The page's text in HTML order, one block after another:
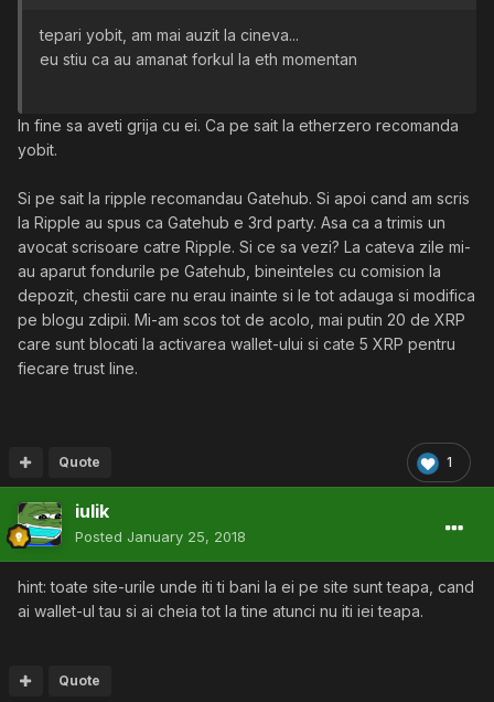
tepari yobit, am mai auzit la cineva...
eu stiu ca au amanat forkul la eth momentan
In fine sa aveti grija cu ei. Ca pe sait la etherzero recomanda
yobit.
Si pe sait la ripple recomandau Gatehub. Si apoi cand am scris
la Ripple au spus ca Gatehub e 3rd party. Asa ca a trimis un
avocat scrisoare catre Ripple. Si ce sa vezi? La cateva zile mi-
au aparut fondurile pe Gatehub, bineinteles cu comision la
depozit, chestii care nu erau inainte si le tot adauga si modifica
pe blogu zdipii. Mi-am scos tot de acolo, mai putin 20 de XRP
care sunt blocati la activarea wallet-ului si cate 5 XRP pentru
fiecare trust line.
1
Quote
iulik
Posted January 25, 2018
hint: toate site-urile unde iti ti bani la ei pe site sunt teapa, cand
ai wallet-ul tau si ai cheia tot la tine atunci nu iti iei teapa.
Quote